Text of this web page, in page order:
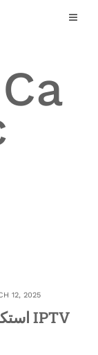
12, 2025
استكشاف عالم البث الترفيهي عبر IPTV